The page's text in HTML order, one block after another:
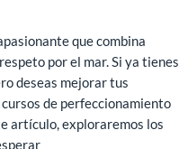
que combina
por el mar. Si ya tienes
deseas mejorar tus
de perfeccionamiento
artículo, exploraremos los